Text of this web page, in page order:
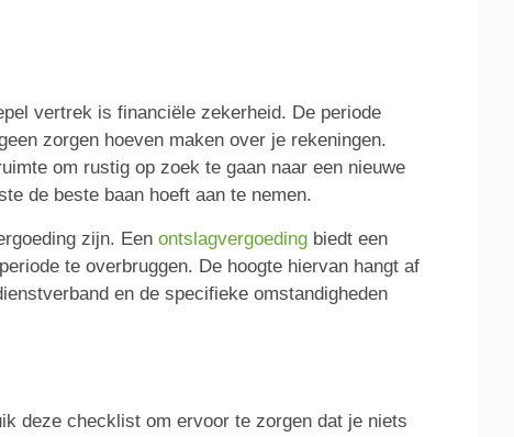
vertrek is financiële zekerheid. De periode
zorgen hoeven maken over je rekeningen.
om rustig op zoek te gaan naar een nieuwe
de beste baan hoeft aan te nemen.
zijn. Een ontslagvergoedingbiedt een
te overbruggen. De hoogte hiervan hangt af
en de specifieke omstandigheden
deze checklist om ervoor te zorgen dat je niets